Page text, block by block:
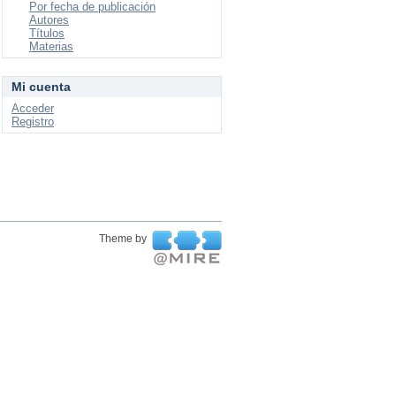
Por fecha de publicación
Autores
Títulos
Materias
Mi cuenta
Acceder
Registro
Theme by